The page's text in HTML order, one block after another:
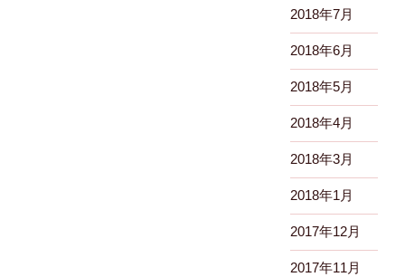
2018年7月
2018年6月
2018年5月
2018年4月
2018年3月
2018年1月
2017年12月
2017年11月